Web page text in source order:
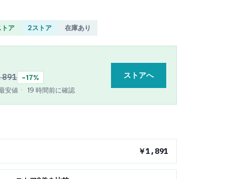
トア 2ストア 在庫あり
−17%
安値 · 19 時間前に確認
ストアへ
￥1,891